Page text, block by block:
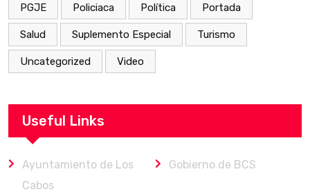
PGJE Policiaca Política Portada
Salud Suplemento Especial Turismo
Uncategorized Video
Useful Links
Ayuntamiento de Los
Cabos
Gobierno de BCS